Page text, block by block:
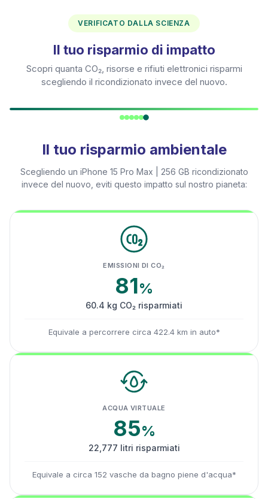
VERIFICATO DALLA SCIENZA
Il tuo risparmio di impatto
Scopri quanta CO₂, risorse e rifiuti elettronici risparmi
scegliendo il ricondizionato invece del nuovo.
Il tuo risparmio ambientale
Scegliendo un iPhone 15 Pro Max | 256 GB ricondizionato
invece del nuovo, eviti questo impatto sul nostro pianeta:
EMISSIONI DI CO₂
81%
60.4 kg CO₂ risparmiati
Equivale a percorrere circa 422.4 km in auto*
ACQUA VIRTUALE
85%
22,777 litri risparmiati
Equivale a circa 152 vasche da bagno piene d'acqua*